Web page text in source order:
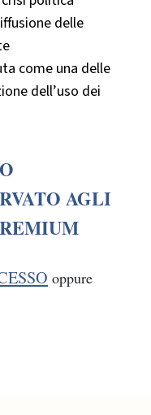
delle
come una delle
dell’uso dei
AGLI
oppure